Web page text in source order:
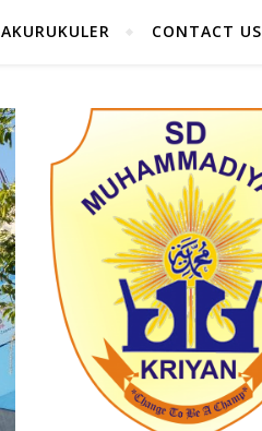
CONTACT US